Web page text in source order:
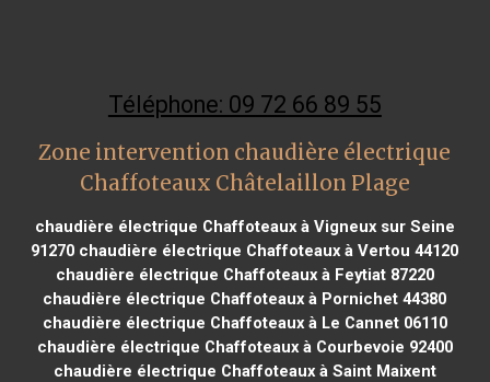
Téléphone: 09 72 66 89 55
Zone intervention chaudière électrique
Chaffoteaux Châtelaillon Plage
chaudière électrique Chaffoteaux à Vigneux sur Seine
91270 chaudière électrique Chaffoteaux à Vertou 44120
chaudière électrique Chaffoteaux à Feytiat 87220
chaudière électrique Chaffoteaux à Pornichet 44380
chaudière électrique Chaffoteaux à Le Cannet 06110
chaudière électrique Chaffoteaux à Courbevoie 92400
chaudière électrique Chaffoteaux à Saint Maixent